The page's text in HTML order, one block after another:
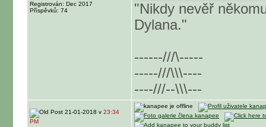
Registrován: Dec 2017
Příspěvků: 74
"Nikdy nevěř
Dylana."
------///\-----
-----///\\\----
----///--\\\---
21-01-2018 v 23:34
PM